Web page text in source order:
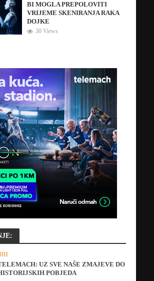
BI MOGLA PREPOLOVITI
VRIJEME SKENIRANJA RAKA
DOJKE
30 Views
UZ SVE NAŠE ZMAJEVE DO
POBJEDA